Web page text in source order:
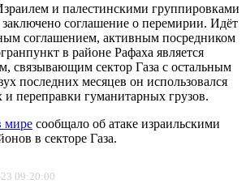
и палестинскими группировками
заключено соглашение о перемирии. Идёт
соглашением, активным посредником
в районе Рафаха является
связывающим сектор Газа с остальным
последних месяцев он использовался
переправки гуманитарных грузов.
мире сообщало об атаке израильскими
в секторе Газа.
09:20:00